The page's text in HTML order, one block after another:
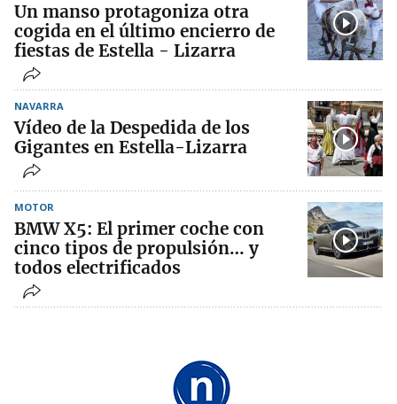
Un manso protagoniza otra
cogida en el último encierro de
fiestas de Estella - Lizarra
NAVARRA
Vídeo de la Despedida de los
Gigantes en Estella-Lizarra
MOTOR
BMW X5: El primer coche con
cinco tipos de propulsión… y
todos electrificados